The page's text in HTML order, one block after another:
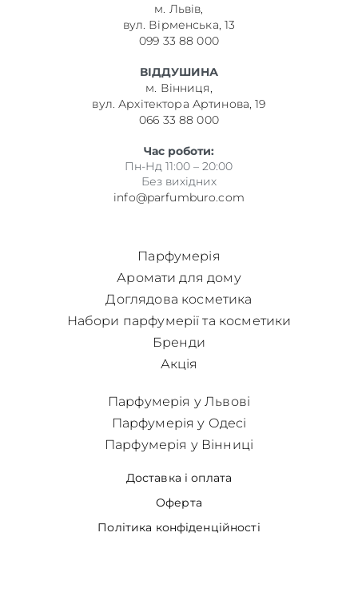
м. Львів,
вул. Вірменська, 13
099 33 88 000
ВІДДУШИНА
м. Вінниця,
вул. Архітектора Артинова, 19
066 33 88 000
Час роботи:
Пн-Нд 11:00 – 20:00
Без вихідних
info@parfumburo.com
Парфумерія
Аромати для дому
Доглядова косметика
Набори парфумерії та косметики
Бренди
Акція
Доставка і оплата
Оферта
Політика конфіденційності
Парфумерія у Львові
Парфумерія у Одесі
Парфумерія у Вінниці